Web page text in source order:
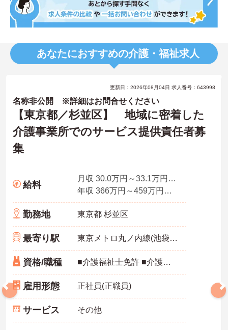
あなたにおすすめの介護・福祉求人
更新日：2026年08月04日 求人番号：643998
名称非公開 ※詳細はお問合せください
【東京都／杉並区】 地域に密着した
介護事業所でのサービス提供責任者募
集
給料
月収 30.0万円～33.1万円（職務手当、資格手当、その他手当含む）
年収 366万円～459万円（職務手当、資格手当、その他手当含む）
勤務地 東京都 杉並区
最寄り駅 東京メトロ丸ノ内線(池袋－荻窪)
資格/職種 ■介護福祉士免許 ■介護基礎研修、介護福祉士実務者研修、ヘルパー1級 修了 ※サービス提供責任者の要件を満たしている方
雇用形態 正社員(正職員)
サービス その他